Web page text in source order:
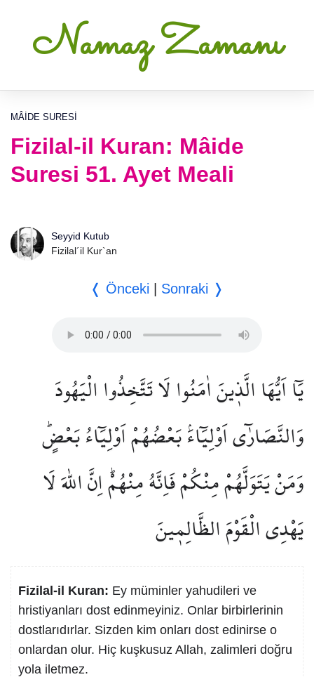
Namaz Zamanı
MÂIDE SURESI
Fizilal-il Kuran: Mâide
Suresi 51. Ayet Meali
Seyyid Kutub
Fizilal´il Kur`an
❬ Önceki Sonraki ❭
يَٓا اَيُّهَا الَّذ۪ينَ اٰمَنُوا لَا تَتَّخِذُوا الْيَهُودَ
وَالنَّصَارٰٓى اَوْلِيَٓاءَۢ بَعْضُهُمْ اَوْلِيَٓاءُ بَعْضٍۜ
وَمَنْ يَتَوَلَّهُمْ مِنْكُمْ فَاِنَّهُ مِنْهُمْۜ اِنَّ اللّٰهَ لَا
يَهْدِي الْقَوْمَ الظَّالِم۪ينَ
Fizilal-il Kuran: Ey müminler yahudileri ve
hristiyanları dost edinmeyiniz. Onlar birbirlerinin
dostlarıdırlar. Sizden kim onları dost edinirse o
onlardan olur. Hiç kuşkusuz Allah, zalimleri doğru
yola iletmez.